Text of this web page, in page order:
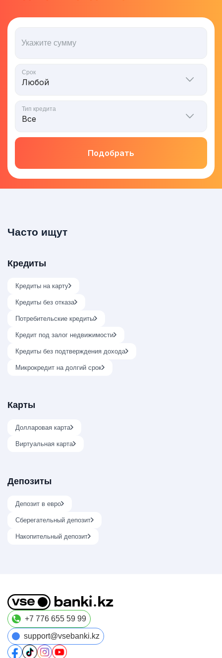
Укажите сумму
Срок
Тип кредита
Подобрать
Часто ищут
Кредиты
Кредиты на карту
Кредиты без отказа
Потребительские кредиты
Кредит под залог недвижимости
Кредиты без подтверждения дохода
Микрокредит на долгий срок
Карты
Долларовая карта
Виртуальная карта
Депозиты
Депозит в евро
Сберегательный депозит
Накопительный депозит
+7 776 655 59 99
support@vsebanki.kz